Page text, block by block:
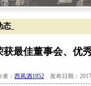
态
最佳董事会、优
者： 西凤酒1952 发布日期：